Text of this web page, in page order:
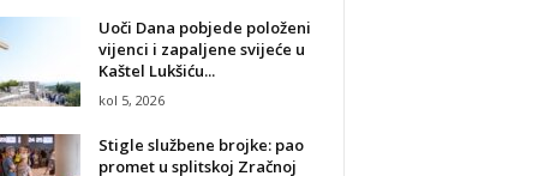
Uoči Dana pobjede položeni
vijenci i zapaljene svijeće u
Kaštel Lukšiću...
kol 5, 2026
Stigle službene brojke: pao
promet u splitskoj Zračnoj